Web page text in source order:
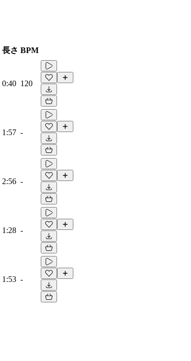
長さ BPM
0:40 120
1:57 -
2:56 -
1:28 -
1:53 -